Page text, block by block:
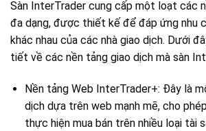
Sàn InterTrader cung cấp một loạt các
đa dạng, được thiết kế để đáp ứng nhu
khác nhau của các nhà giao dịch. Dưới
tiết về các nền tảng giao dịch mà sàn
Nền tảng Web InterTrader+: Đây là
dịch dựa trên web mạnh mẽ, cho
thực hiện mua bán trên nhiều loại tài